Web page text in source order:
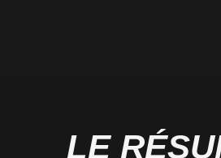
LE